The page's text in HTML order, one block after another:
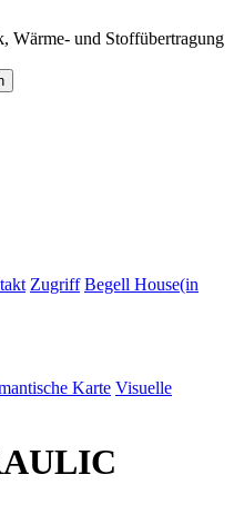
Wärme- und Stoffübertragung
Zugriff Begell House(in
Karte Visuelle